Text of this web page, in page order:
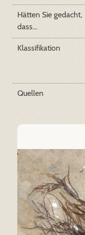
Hätten Sie gedacht,
dass...
Klassifikation
Quellen